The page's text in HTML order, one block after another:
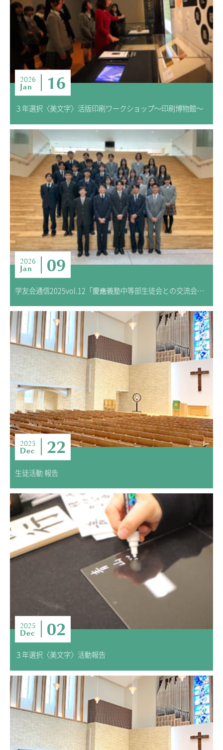
2026
Jan 16
３年選択〈美文字〉活版印刷ワークショップ～印刷博物館～
2026
Jan 09
学友会通信2025vol.12「慶應義塾中等部生徒会との交流会⑤」
2025
Dec 22
生徒活動 報告
2025
Dec 02
３年選択〈美文字〉活動報告